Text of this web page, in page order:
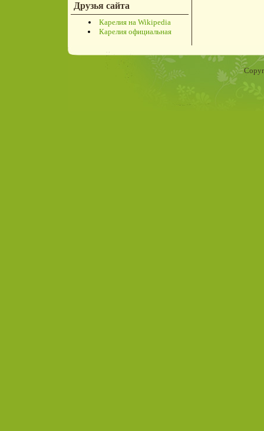
Друзья сайта
Карелия на Wikipedia
Карелия официальная